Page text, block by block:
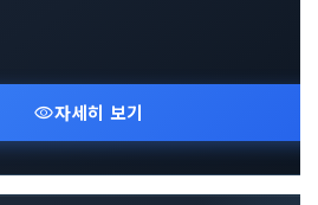
visibility자세히 보기